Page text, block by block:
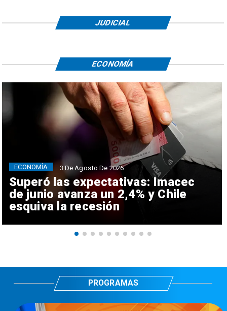
JUDICIAL
Superó las expectativas: Imacec
de junio avanza un 2,4% y Chile
esquiva la recesión
ECONOMÍA 3 De Agosto De 2026
ECONOMÍA
PROGRAMAS